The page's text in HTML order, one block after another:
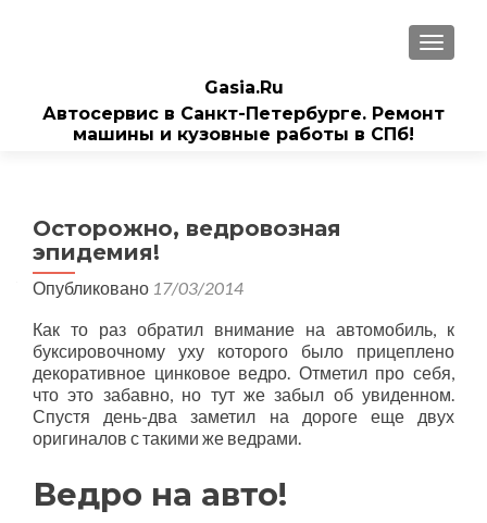
Gasia.Ru
Автосервис в Санкт-Петербурге. Ремонт
машины и кузовные работы в СПб!
Осторожно, ведровозная
эпидемия!
Опубликовано 17/03/2014
Как то раз обратил внимание на автомобиль, к
буксировочному уху которого было прицеплено
декоративное цинковое ведро. Отметил про себя,
что это забавно, но тут же забыл об увиденном.
Спустя день-два заметил на дороге еще двух
оригиналов с такими же ведрами.
Ведро на авто!